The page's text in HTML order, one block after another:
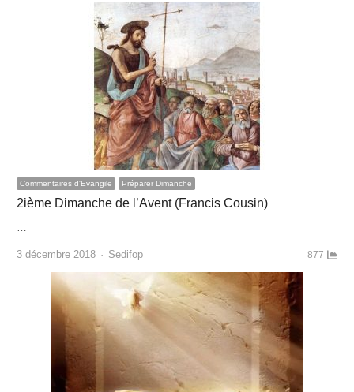
Commentaires d'Evangile Préparer Dimanche
2ième Dimanche de l’Avent (Francis Cousin)
3 décembre 2018 Author
Sedifop 877